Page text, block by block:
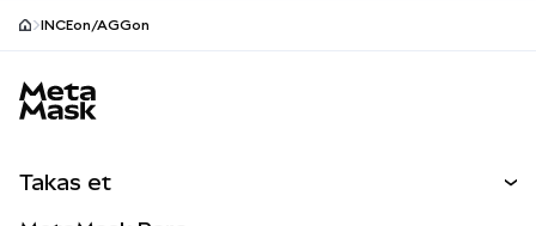
INCEon/AGGon
Takas et